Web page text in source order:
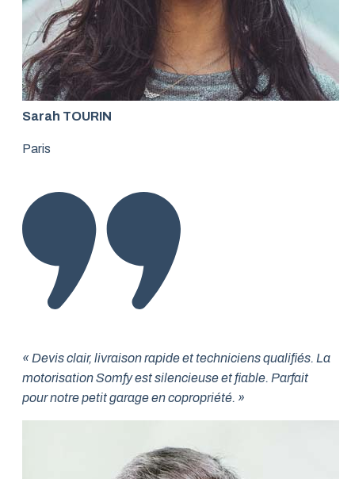
Sarah TOURIN
Paris
« Devis clair, livraison rapide et techniciens qualifiés. La
motorisation Somfy est silencieuse et fiable. Parfait
pour notre petit garage en copropriété. »